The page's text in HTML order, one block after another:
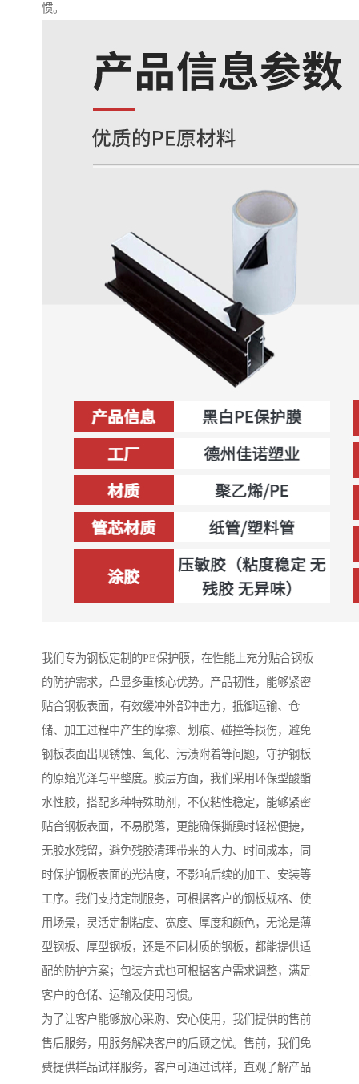
惯。
我们专为钢板定制的PE保护膜，在性能上充分贴合钢板
的防护需求，凸显多重核心优势。产品韧性，能够紧密
贴合钢板表面，有效缓冲外部冲击力，抵御运输、仓
储、加工过程中产生的摩擦、划痕、碰撞等损伤，避免
钢板表面出现锈蚀、氧化、污渍附着等问题，守护钢板
的原始光泽与平整度。胶层方面，我们采用环保型酸酯
水性胶，搭配多种特殊助剂，不仅粘性稳定，能够紧密
贴合钢板表面，不易脱落，更能确保撕膜时轻松便捷，
无胶水残留，避免残胶清理带来的人力、时间成本，同
时保护钢板表面的光洁度，不影响后续的加工、安装等
工序。我们支持定制服务，可根据客户的钢板规格、使
用场景，灵活定制粘度、宽度、厚度和颜色，无论是薄
型钢板、厚型钢板，还是不同材质的钢板，都能提供适
配的防护方案；包装方式也可根据客户需求调整，满足
客户的仓储、运输及使用习惯。
为了让客户能够放心采购、安心使用，我们提供的售前
售后服务，用服务解决客户的后顾之忧。售前，我们免
费提供样品试样服务，客户可通过试样，直观了解产品